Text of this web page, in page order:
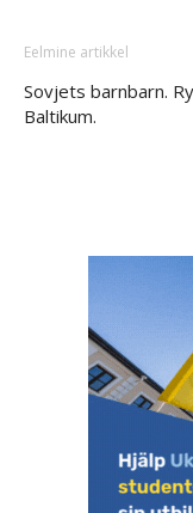
Eelmine artikkel
Sovjets barnbarn.
Baltikum.